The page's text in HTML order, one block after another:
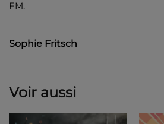
FM.
Sophie Fritsch
Voir aussi